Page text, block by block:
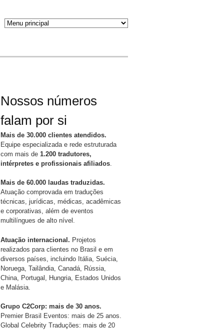
Nossos números
falam por si
Mais de 30.000 clientes atendidos.
Equipe especializada e rede estruturada
com mais de 1.200 tradutores,
intérpretes e profissionais afiliados
Mais de 60.000 laudas traduzidas.
Atuação comprovada em traduções
técnicas, jurídicas, médicas, acadêmicas
e corporativas, além de eventos
multilíngues de alto nível.
Atuação internacional. Projetos
realizados para clientes no Brasil e em
diversos países, incluindo Itália, Suécia,
Noruega, Tailândia, Canadá, Rússia,
China, Portugal, Hungria, Estados Unidos
e Malásia.
Grupo C2Corp: mais de 30 anos.
Premier Brasil Eventos: mais de 25 anos.
Global Celebrity Traduções: mais de 20